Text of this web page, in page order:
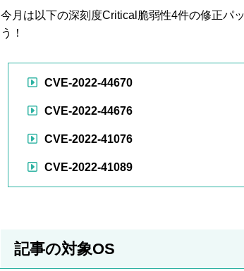
今月は以下の深刻度Critical脆弱性4件の修正パ
う！
CVE-2022-44670
CVE-2022-44676
CVE-2022-41076
CVE-2022-41089
記事の対象OS